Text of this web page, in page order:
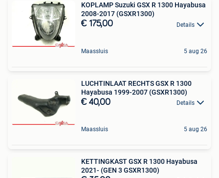
KOPLAMP Suzuki GSX R 1300 Hayabusa
2008-2017 (GSXR1300)
€ 175,00 Details
Maassluis 5 aug 26
LUCHTINLAAT RECHTS GSX R 1300
Hayabusa 1999-2007 (GSXR1300)
€ 40,00 Details
Maassluis 5 aug 26
KETTINGKAST GSX R 1300 Hayabusa
2021- (GEN 3 GSXR1300)